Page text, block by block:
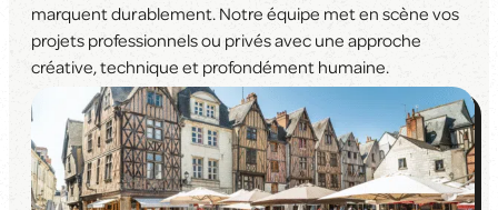
marquent durablement. Notre équipe met en scène vos
projets professionnels ou privés avec une approche
créative, technique et profondément humaine.